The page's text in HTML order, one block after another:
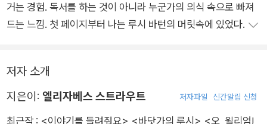
거는 경험. 독서를 하는 것이 아니라 누군가의 의식 속으로 빠져
드는 느낌. 첫 페이지부터 나는 루시 바턴의 머릿속에 있었다.
저자 소개
지은이: 엘리자베스 스트라우트 저자파일 신간알림 신청
최근작 : <이야기를 들려줘요> <바닷가의 루시> <오, 윌리엄!